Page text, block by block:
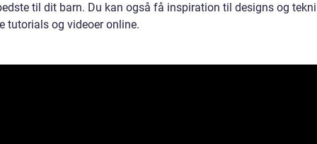
til dit barn. Du kan også få inspiration til designs og
tutorials og videoer online.